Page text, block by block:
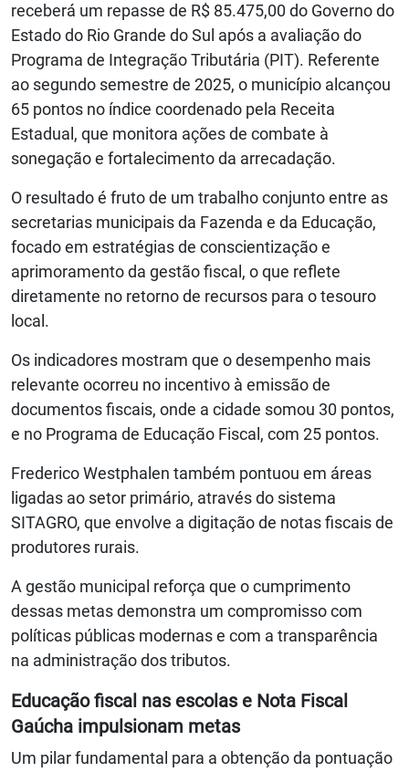
receberá um repasse de R$ 85.475,00 do Governo do
Estado do Rio Grande do Sul após a avaliação do
Programa de Integração Tributária (PIT). Referente
ao segundo semestre de 2025, o município alcançou
65 pontos no índice coordenado pela Receita
Estadual, que monitora ações de combate à
sonegação e fortalecimento da arrecadação.
O resultado é fruto de um trabalho conjunto entre as
secretarias municipais da Fazenda e da Educação,
focado em estratégias de conscientização e
aprimoramento da gestão fiscal, o que reflete
diretamente no retorno de recursos para o tesouro
local.
Os indicadores mostram que o desempenho mais
relevante ocorreu no incentivo à emissão de
documentos fiscais, onde a cidade somou 30 pontos,
e no Programa de Educação Fiscal, com 25 pontos.
Frederico Westphalen também pontuou em áreas
ligadas ao setor primário, através do sistema
SITAGRO, que envolve a digitação de notas fiscais de
produtores rurais.
A gestão municipal reforça que o cumprimento
dessas metas demonstra um compromisso com
políticas públicas modernas e com a transparência
na administração dos tributos.
Educação fiscal nas escolas e Nota Fiscal
Gaúcha impulsionam metas
Um pilar fundamental para a obtenção da pontuação